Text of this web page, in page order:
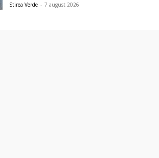
Stirea Verde - 7 august 2026